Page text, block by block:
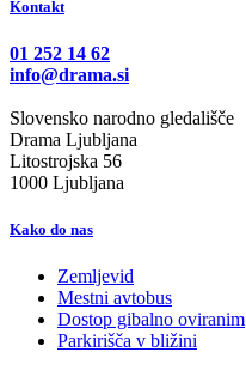
Kontakt
01 252 14 62
info@drama.si
Slovensko narodno gledališče
Drama Ljubljana
Litostrojska 56
1000 Ljubljana
Kako do nas
Zemljevid
Mestni avtobus
Dostop gibalno oviranim
Parkirišča v bližini